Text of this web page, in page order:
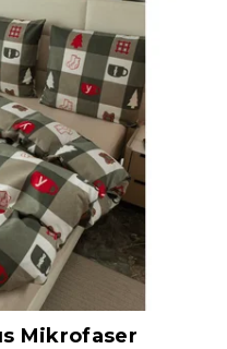
Mikrofaser